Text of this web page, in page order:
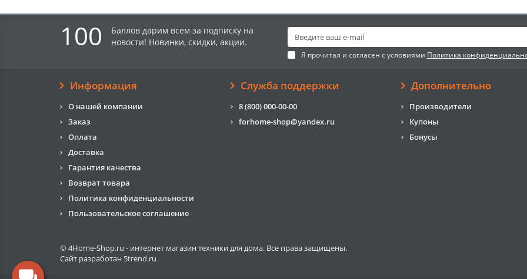
100
Баллов дарим всем за подписку на
новости! Новинки, скидки, акции.
Я прочитал и согласен с условиями Политика
Информация
О нашей компании
Заказ
Оплата
Доставка
Гарантия качества
Возврат товара
Политика конфиденциальности
Пользовательское соглашение
Служба поддержки
8 (800) 000-00-00
forhome-shop@yandex.ru
Дополнительно
Производители
Купоны
Бонусы
© 4Home-Shop.ru - интернет магазин техники для дома. Все права защищены.
Сайт разработан 5trend.ru